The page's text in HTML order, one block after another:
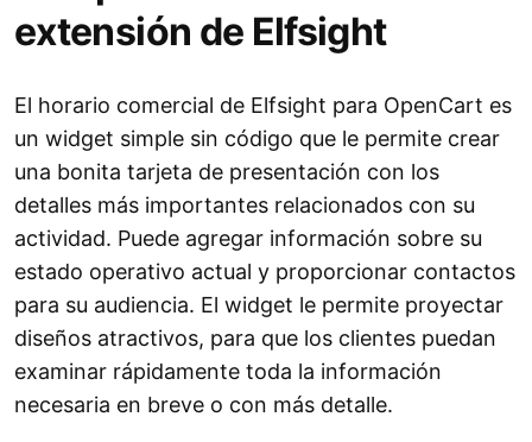
extensión de Elfsight
El horario comercial de Elfsight para OpenCart es
un widget simple sin código que le permite crear
una bonita tarjeta de presentación con los
detalles más importantes relacionados con su
actividad. Puede agregar información sobre su
estado operativo actual y proporcionar contactos
para su audiencia. El widget le permite proyectar
diseños atractivos, para que los clientes puedan
examinar rápidamente toda la información
necesaria en breve o con más detalle.